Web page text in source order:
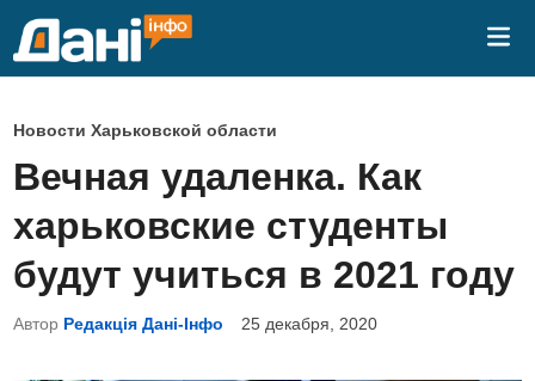
О
п
у
б
л
и
к
Новости Харьковской области
Вечная удаленка. Как
харьковские студенты
будут учиться в 2021 году
Автор Редакція Дані-Інфо 25 декабря, 2020